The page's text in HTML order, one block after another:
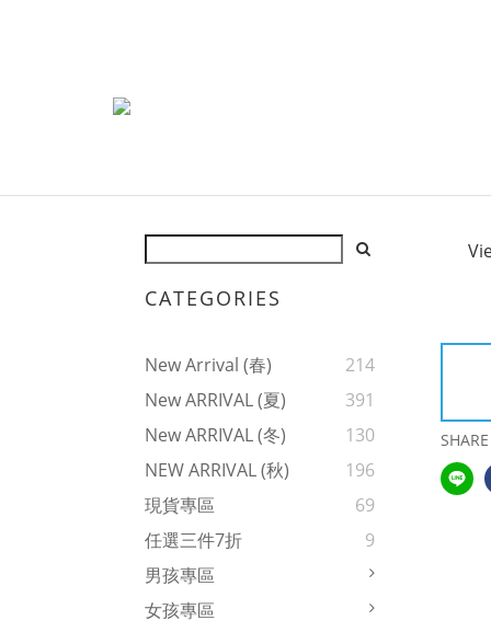
CATEGORIES
New Arrival (春)
214
New ARRIVAL (夏)
391
New ARRIVAL (冬)
130
NEW ARRIVAL (秋)
196
現貨專區
69
任選三件7折
9
男孩專區
女孩專區
SHARE